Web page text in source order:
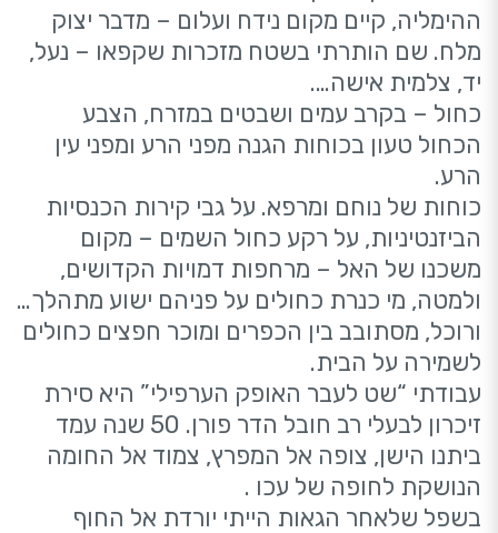
ההימליה, קיים מקום נידח ועלום – מדבר יצוק
מלח. שם הותרתי בשטח מזכרות שקפאו – נעל,
יד, צלמית אישה….
כחול – בקרב עמים ושבטים במזרח, הצבע
הכחול טעון בכוחות הגנה מפני הרע ומפני עין
הרע.
כוחות של נוחם ומרפא. על גבי קירות הכנסיות
הביזנטיניות, על רקע כחול השמים – מקום
משכנו של האל – מרחפות דמויות הקדושים,
ולמטה, מי כנרת כחולים על פניהם ישוע מתהלך…
ורוכל, מסתובב בין הכפרים ומוכר חפצים כחולים
לשמירה על הבית.
עבודתי “שט לעבר האופק הערפילי” היא סירת
זיכרון לבעלי רב חובל הדר פורן. 50 שנה עמד
ביתנו הישן, צופה אל המפרץ, צמוד אל החומה
הנושקת לחופה של עכו .
בשפל שלאחר הגאות הייתי יורדת אל החוף